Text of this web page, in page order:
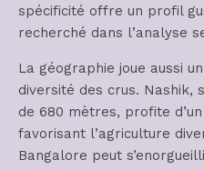
spécificité offre un profil
recherché dans l’analyse
La géographie joue aussi
diversité des crus. Nashik,
de 680 mètres, profite
favorisant l’agriculture
Bangalore peut